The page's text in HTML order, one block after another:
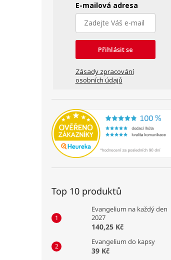
E-mailová adresa
Přihlásit se
Zásady zpracování
osobních údajů
Top 10 produktů
Evangelium na každý den
2027
140,25 Kč
Evangelium do kapsy
39 Kč